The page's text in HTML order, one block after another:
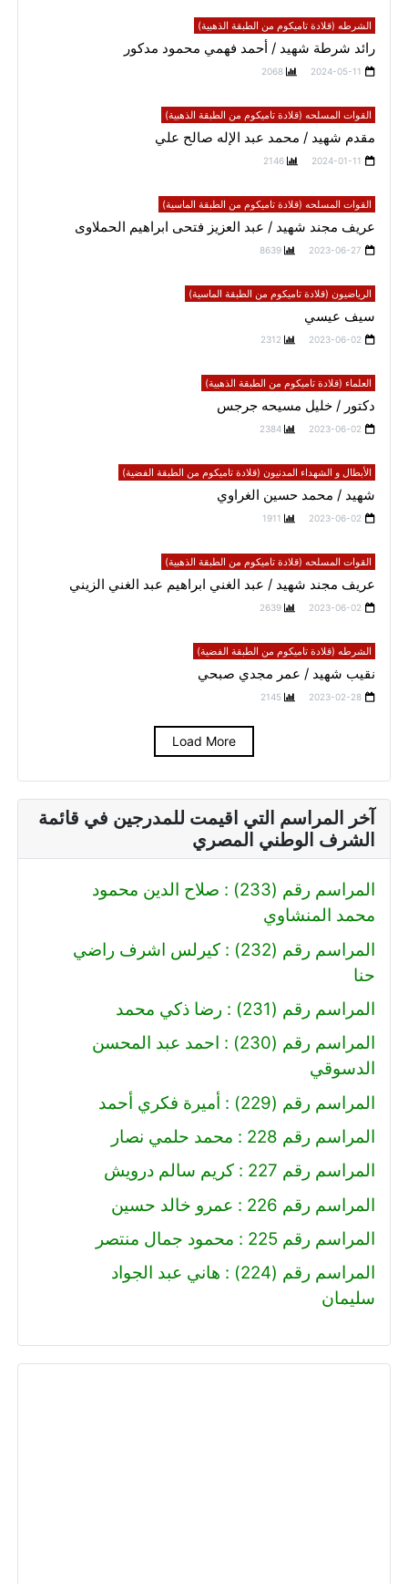
الشرطه (قلادة تاميكوم من الطبقة الذهبية)
رائد شرطة شهيد / أحمد فهمي محمود مدكور
2024-05-11
2068
القوات المسلحه (قلادة تاميكوم من الطبقة الذهبية)
مقدم شهيد / محمد عبد الإله صالح علي
2024-01-11
2146
القوات المسلحه (قلادة تاميكوم من الطبقة الماسية)
عريف مجند شهيد / عبد العزيز فتحى ابراهيم الحملاوى
2023-06-27
8639
الرياضيون (قلادة تاميكوم من الطبقة الماسية)
سيف عيسي
2023-06-02
2312
العلماء (قلادة تاميكوم من الطبقة الذهبية)
دكتور / خليل مسيحه جرجس
2023-06-02
2384
الأبطال و الشهداء المدنيون (قلادة تاميكوم من الطبقة الفضية)
شهيد / محمد حسين الغراوي
2023-06-02
1911
القوات المسلحه (قلادة تاميكوم من الطبقة الذهبية)
عريف مجند شهيد / عبد الغني ابراهيم عبد الغني الزيني
2023-06-02
2639
الشرطه (قلادة تاميكوم من الطبقة الفضية)
نقيب شهيد / عمر مجدي صبحي
2023-02-28
2145
Load More
آخر المراسم التي اقيمت للمدرجين في قائمة
الشرف الوطني المصري
المراسم رقم (233) : صلاح الدين محمود
محمد المنشاوي
المراسم رقم (232) : كيرلس اشرف راضي
حنا
المراسم رقم (231) : رضا ذكي محمد
المراسم رقم (230) : احمد عبد المحسن
الدسوقي
المراسم رقم (229) : أميرة فكري أحمد
المراسم رقم 228 : محمد حلمي نصار
المراسم رقم 227 : كريم سالم درويش
المراسم رقم 226 : عمرو خالد حسين
المراسم رقم 225 : محمود جمال منتصر
المراسم رقم (224) : هاني عبد الجواد
سليمان